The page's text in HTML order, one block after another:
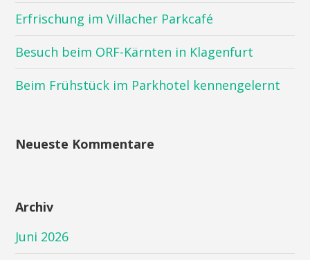
Erfrischung im Villacher Parkcafé
Besuch beim ORF-Kärnten in Klagenfurt
Beim Frühstück im Parkhotel kennengelernt
Neueste Kommentare
Archiv
Juni 2026